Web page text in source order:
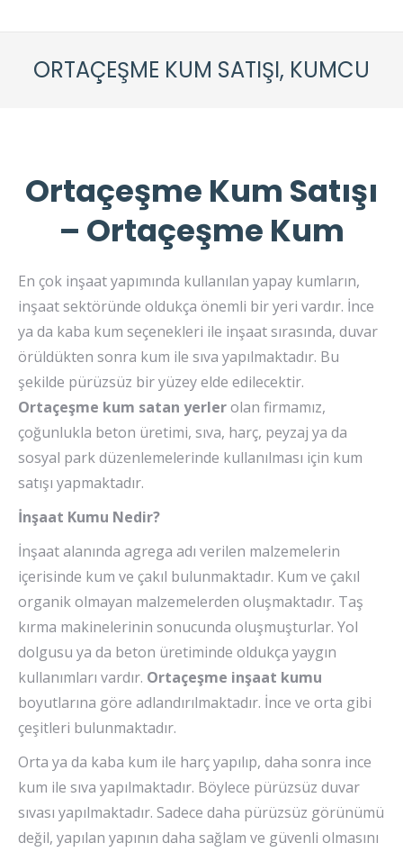
ORTAÇEŞME KUM SATIŞI, KUMCU
Ortaçeşme Kum Satışı
– Ortaçeşme Kum
En çok inşaat yapımında kullanılan yapay kumların,
inşaat sektöründe oldukça önemli bir yeri vardır. İnce
ya da kaba kum seçenekleri ile inşaat sırasında, duvar
örüldükten sonra kum ile sıva yapılmaktadır. Bu
şekilde pürüzsüz bir yüzey elde edilecektir.
Ortaçeşme kum satan yerlerolan firmamız,
çoğunlukla beton üretimi, sıva, harç, peyzaj ya da
sosyal park düzenlemelerinde kullanılması için kum
satışı yapmaktadır.
İnşaat Kumu Nedir?
İnşaat alanında agrega adı verilen malzemelerin
içerisinde kum ve çakıl bulunmaktadır. Kum ve çakıl
organik olmayan malzemelerden oluşmaktadır. Taş
kırma makinelerinin sonucunda oluşmuşturlar. Yol
dolgusu ya da beton üretiminde oldukça yaygın
kullanımları vardır. Ortaçeşme inşaat kumu
boyutlarına göre adlandırılmaktadır. İnce ve orta gibi
çeşitleri bulunmaktadır.
Orta ya da kaba kum ile harç yapılıp, daha sonra ince
kum ile sıva yapılmaktadır. Böylece pürüzsüz duvar
sıvası yapılmaktadır. Sadece daha pürüzsüz görünümü
değil, yapılan yapının daha sağlam ve güvenli olmasını